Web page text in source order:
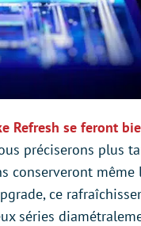
Refresh se feront
préciserons plus
conserveront même
ce
séries